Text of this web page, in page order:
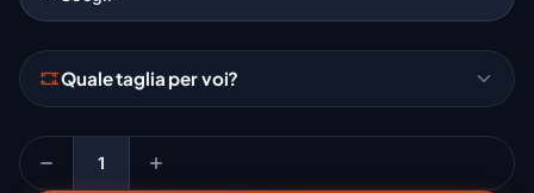
Quale taglia per voi?
Quantità